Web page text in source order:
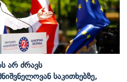
Არ Ძრავს
Საკითხებზე,